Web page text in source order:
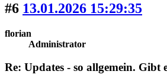
#6 13.01.2026 15:29:35
florian
Administrator
Re: Updates - so allgemein. Gibt